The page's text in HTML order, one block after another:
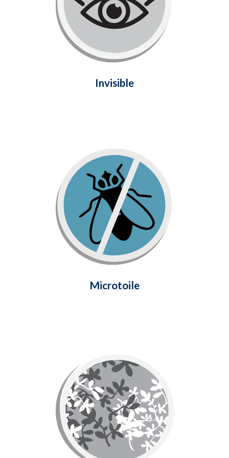
Invisible
et dégagée sur votre environnement
extérieur sans compromettre la
Microtoile
Moustiquaire en microtoile
La maille en fibre de verre souple et
tissée serré empêche les no-see-ums,
les moucherons et même les plus petits
insectes de passer, pour créer un
confort tout au long de la saison.
Décorative
Moustiquaire décorative est fait de
treillis flexible en fibre de verre pour
une installation facile. Le motif unique
de ce moustiquaire offre une touche de
finition exquise et une plus grande
intimité.